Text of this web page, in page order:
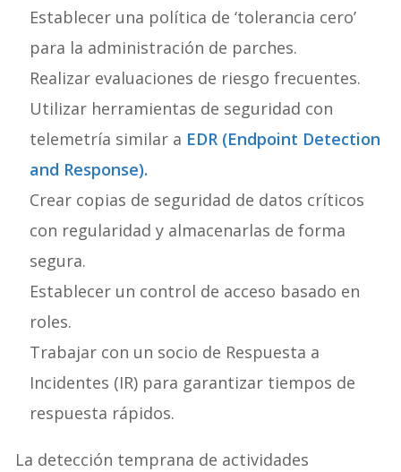
Establecer una política de ‘tolerancia cero’
para la administración de parches.
Realizar evaluaciones de riesgo frecuentes.
Utilizar herramientas de seguridad con
telemetría similar a EDR (Endpoint Detection
and Response).
Crear copias de seguridad de datos críticos
con regularidad y almacenarlas de forma
segura.
Establecer un control de acceso basado en
roles.
Trabajar con un socio de Respuesta a
Incidentes (IR) para garantizar tiempos de
respuesta rápidos.
La detección temprana de actividades